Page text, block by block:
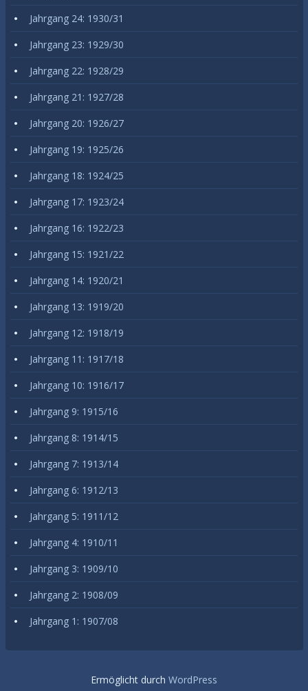
Jahrgang 24: 1930/31
Jahrgang 23: 1929/30
Jahrgang 22: 1928/29
Jahrgang 21: 1927/28
Jahrgang 20: 1926/27
Jahrgang 19: 1925/26
Jahrgang 18: 1924/25
Jahrgang 17: 1923/24
Jahrgang 16: 1922/23
Jahrgang 15: 1921/22
Jahrgang 14: 1920/21
Jahrgang 13: 1919/20
Jahrgang 12: 1918/19
Jahrgang 11: 1917/18
Jahrgang 10: 1916/17
Jahrgang 9: 1915/16
Jahrgang 8: 1914/15
Jahrgang 7: 1913/14
Jahrgang 6: 1912/13
Jahrgang 5: 1911/12
Jahrgang 4: 1910/11
Jahrgang 3: 1909/10
Jahrgang 2: 1908/09
Jahrgang 1: 1907/08
Ermöglicht durch WordPress